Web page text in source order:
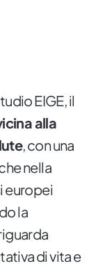
EIGE, il
alla
, con una
nella
europei
la
di vita e